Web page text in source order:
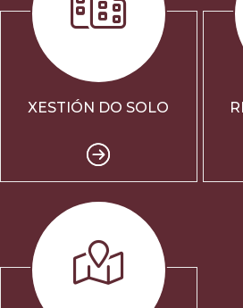
XESTIÓN DO SOLO